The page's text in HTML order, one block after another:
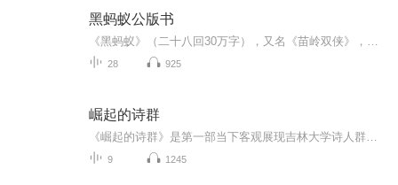
黑蚂蚁公版书
28 925
崛起的诗群
9 1245